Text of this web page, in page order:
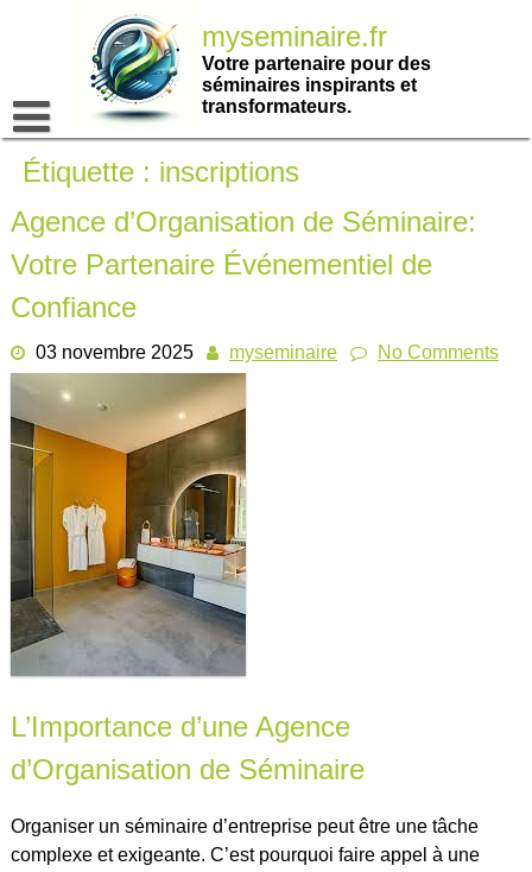
myseminaire.fr
Votre partenaire pour des
séminaires inspirants et
transformateurs.
Étiquette : inscriptions
Agence d’Organisation de Séminaire:
Votre Partenaire Événementiel de
Confiance
03 novembre 2025 myseminaire No Comments
L’Importance d’une Agence
d’Organisation de Séminaire
Organiser un séminaire d’entreprise peut être une tâche
complexe et exigeante. C’est pourquoi faire appel à une